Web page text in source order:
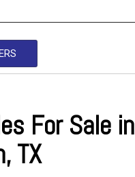
For Sale in
TX